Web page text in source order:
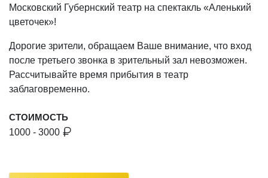
Московский Губернский театр на спектакль «Аленький
цветочек»!
Дорогие зрители, обращаем Ваше внимание, что вход
после третьего звонка в зрительный зал невозможен.
Рассчитывайте время прибытия в театр
заблаговременно.
СТОИМОСТЬ
1000 - 3000